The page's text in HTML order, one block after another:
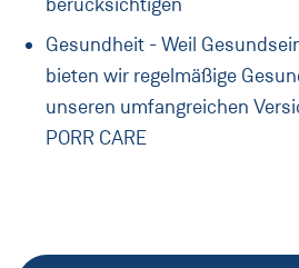
Gesundheit - Weil
bieten wir regelmäßige
unseren umfangreichen
PORR CARE